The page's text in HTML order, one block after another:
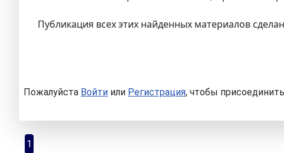
Публикация всех этих найденных материалов
Пожалуйста Войти или Регистрация, чтобы
1